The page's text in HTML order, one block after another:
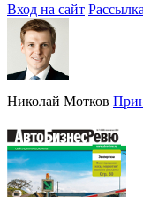
Вход на сайт Рассылка
Николай Мотков